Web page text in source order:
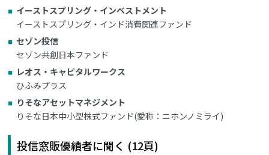
イーストスプリング・インベストメント
イーストスプリング・インド消費関連ファンド
セゾン投信
セゾン共創日本ファンド
レオス・キャピタルワークス
ひふみプラス
りそなアセットマネジメント
りそな日本中小型株式ファンド(愛称：ニホンノミライ)
投信窓販優績者に聞く (12頁)